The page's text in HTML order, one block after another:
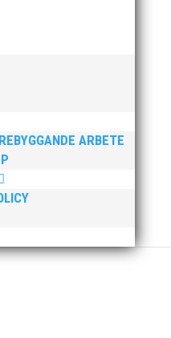
ARBETE
för ett MAI
på uppdrag av
ingår i
med lag i
Göteborg,...